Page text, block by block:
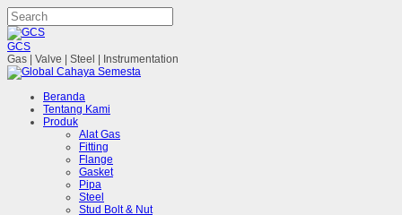
GCS
Gas | Valve | Steel | Instrumentation
Beranda
Tentang Kami
Produk
Alat Gas
Fitting
Flange
Gasket
Pipa
Steel
Stud Bolt & Nut